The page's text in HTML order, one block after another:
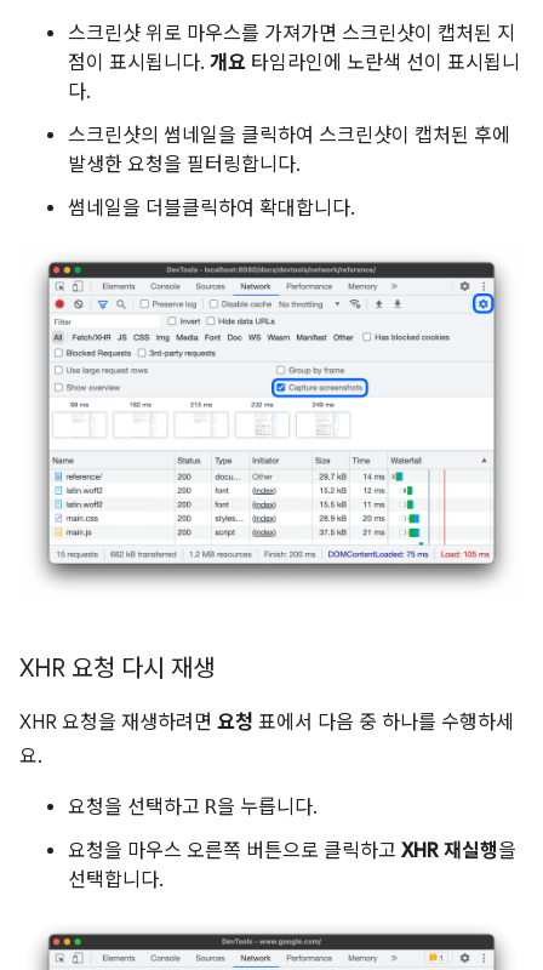
스크린샷 위로 마우스를 가져가면 스크린샷이 캡처된 지
점이 표시됩니다. 개요 타임라인에 노란색 선이 표시됩니
다.
스크린샷의 썸네일을 클릭하여 스크린샷이 캡처된 후에
발생한 요청을 필터링합니다.
썸네일을 더블클릭하여 확대합니다.
XHR 요청 다시 재생
XHR 요청을 재생하려면 요청 표에서 다음 중 하나를 수행하세
요.
요청을 선택하고 R을 누릅니다.
요청을 마우스 오른쪽 버튼으로 클릭하고 XHR 재실행을
선택합니다.